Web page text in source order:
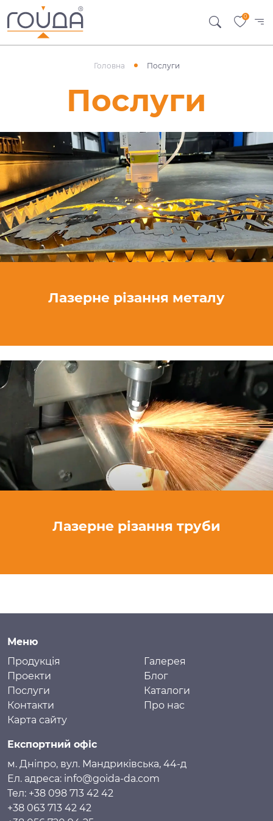
0
Головна Послуги
Послуги
Лазерне різання металу
Лазерне різання труби
Меню
Продукція
Галерея
Проекти
Блог
Послуги
Каталоги
Контакти
Про нас
Карта сайту
Експортний офіс
м. Дніпро, вул. Мандриківська, 44-д
Ел. адреса: info@goida-da.com
Тел: +38 098 713 42 42
+38 063 713 42 42